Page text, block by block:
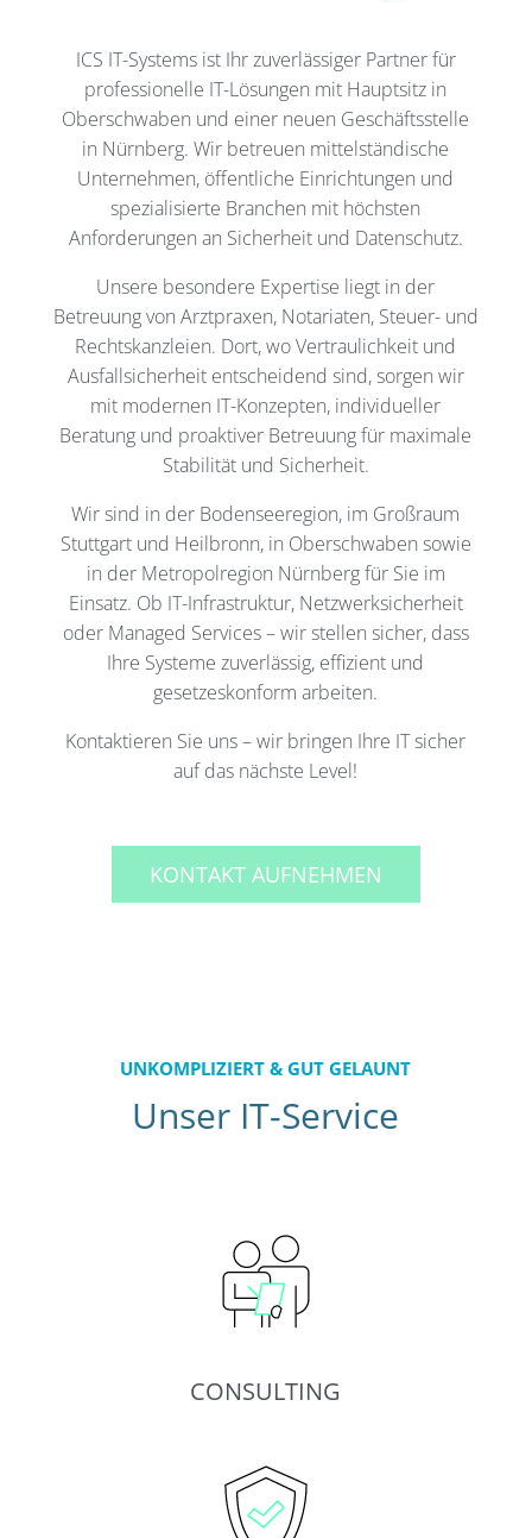
ICS IT-Systems ist Ihr zuverlässiger Partner für
professionelle IT-Lösungen mit Hauptsitz in
Oberschwaben und einer neuen Geschäftsstelle
in Nürnberg. Wir betreuen mittelständische
Unternehmen, öffentliche Einrichtungen und
spezialisierte Branchen mit höchsten
Anforderungen an Sicherheit und Datenschutz.
Unsere besondere Expertise liegt in der
Betreuung von Arztpraxen, Notariaten, Steuer- und
Rechtskanzleien. Dort, wo Vertraulichkeit und
Ausfallsicherheit entscheidend sind, sorgen wir
mit modernen IT-Konzepten, individueller
Beratung und proaktiver Betreuung für maximale
Stabilität und Sicherheit.
Wir sind in der Bodenseeregion, im Großraum
Stuttgart und Heilbronn, in Oberschwaben sowie
in der Metropolregion Nürnberg für Sie im
Einsatz. Ob IT-Infrastruktur, Netzwerksicherheit
oder Managed Services – wir stellen sicher, dass
Ihre Systeme zuverlässig, effizient und
gesetzeskonform arbeiten.
Kontaktieren Sie uns – wir bringen Ihre IT sicher
auf das nächste Level!
KONTAKT AUFNEHMEN
UNKOMPLIZIERT & GUT GELAUNT
Unser IT-Service
CONSULTING